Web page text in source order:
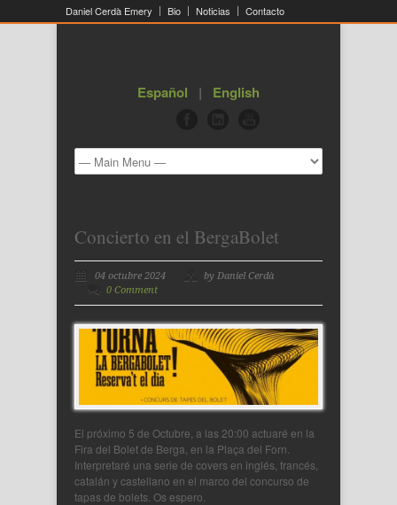
Daniel Cerdà Emery Bio Noticias Contacto
Español | English
Concierto en el BergaBolet
04 octubre 2024
by Daniel Cerdà
0 Comment
El próximo 5 de Octubre, a las 20:00 actuaré en la
Fira del Bolet de Berga, en la Plaça del Forn.
Interpretaré una serie de covers en inglés, francés,
catalán y castellano en el marco del concurso de
tapas de bolets. Os espero.